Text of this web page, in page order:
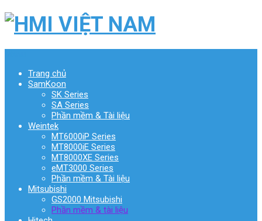
Trang chủ
SamKoon
SK Series
SA Series
Phần mềm & Tài liệu
Weintek
MT6000iP Series
MT8000iE Series
MT8000XE Series
eMT3000 Series
Phần mềm & Tài liệu
Mitsubishi
GS2000 Mitsubishi
Phần mềm & tài liệu